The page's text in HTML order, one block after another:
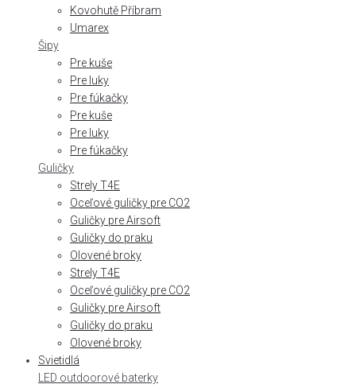
Kovohutě Příbram
Umarex
Šipy
Pre kuše
Pre luky
Pre fúkačky
Pre kuše
Pre luky
Pre fúkačky
Guličky
Strely T4E
Oceľové guličky pre CO2
Guličky pre Airsoft
Guličky do praku
Olovené broky
Strely T4E
Oceľové guličky pre CO2
Guličky pre Airsoft
Guličky do praku
Olovené broky
Svietidlá
LED outdoorové baterky